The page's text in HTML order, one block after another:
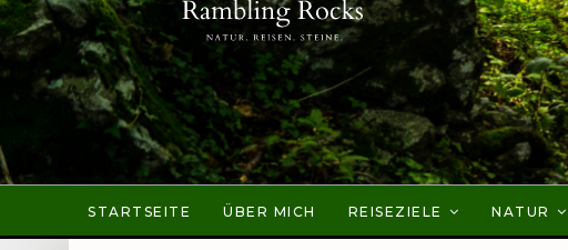
STARTSEITE ÜBER MICH REISEZIELE NATUR